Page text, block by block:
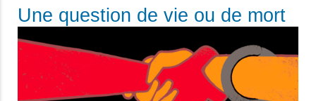
Une question de vie ou de mort